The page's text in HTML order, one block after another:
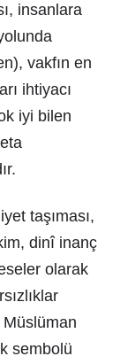
insanlara
vakfın en
ihtiyacı
iyi bilen
taşıması,
dinî inanç
olarak
Müslüman
sembolü